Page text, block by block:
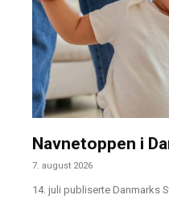
Navnetoppen i
7. august 2026
14. juli publiserte Danmarks